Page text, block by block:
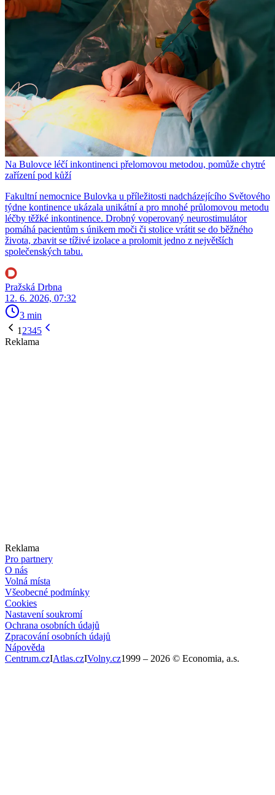
Na Bulovce léčí inkontinenci přelomovou metodou, pomůže chytré
zařízení pod kůží
Fakultní nemocnice Bulovka u příležitosti nadcházejícího Světového
týdne kontinence ukázala unikátní a pro mnohé průlomovou metodu
léčby těžké inkontinence. Drobný voperovaný neurostimulátor
pomáhá pacientům s únikem moči či stolice vrátit se do běžného
života, zbavit se tíživé izolace a prolomit jedno z největších
společenských tabu.
Pražská Drbna
12. 6. 2026, 07:32
3 min
1 2345
Reklama
Reklama
Pro partnery
O nás
Volná místa
Všeobecné podmínky
Cookies
Nastavení soukromí
Ochrana osobních údajů
Zpracování osobních údajů
Nápověda
Centrum.czIAtlas.czIVolny.cz1999 – 2026 © Economia, a.s.